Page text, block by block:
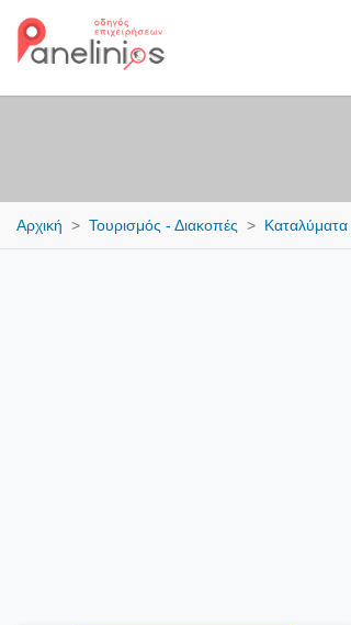
Αρχική Τουρισμός - Διακοπές Καταλύματα